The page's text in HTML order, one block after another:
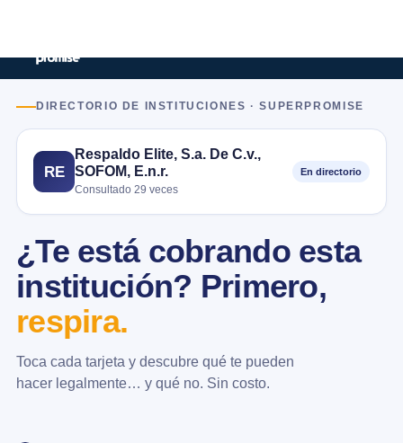
DIRECTORIO DE INSTITUCIONES · SUPERPROMISE
RE
Respaldo Elite, S.a. De C.v.,
SOFOM, E.n.r.
Consultado 29 veces
En directorio
¿Te está cobrando esta
institución? Primero,
respira.
Toca cada tarjeta y descubre qué te pueden
hacer legalmente… y qué no. Sin costo.